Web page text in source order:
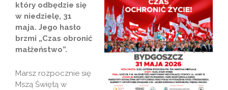
który odbędzie się
w niedzielę, 31
maja. Jego hasło
brzmi „Czas obronić
małżeństwo”.
Marsz rozpocznie się
Mszą Świętą w